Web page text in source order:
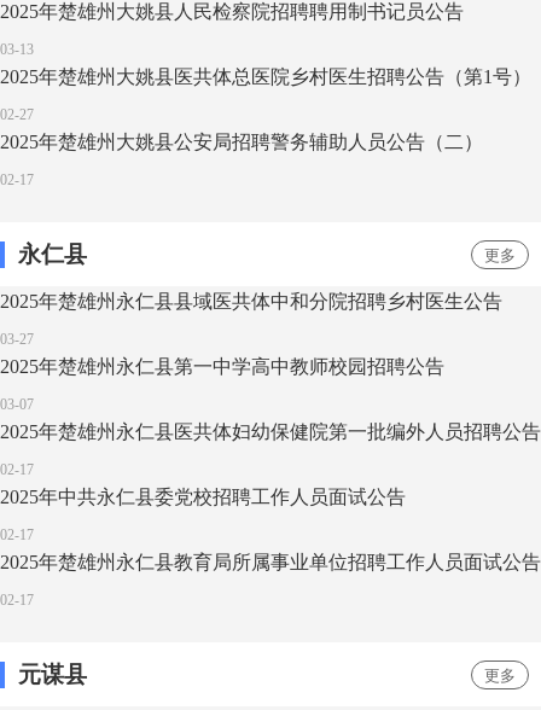
2025年楚雄州大姚县人民检察院招聘聘用制书记员公告
03-13
2025年楚雄州大姚县医共体总医院乡村医生招聘公告（第1号）
02-27
2025年楚雄州大姚县公安局招聘警务辅助人员公告（二）
02-17
永仁县 更多
2025年楚雄州永仁县县域医共体中和分院招聘乡村医生公告
03-27
2025年楚雄州永仁县第一中学高中教师校园招聘公告
03-07
2025年楚雄州永仁县医共体妇幼保健院第一批编外人员招聘公告
02-17
2025年中共永仁县委党校招聘工作人员面试公告
02-17
2025年楚雄州永仁县教育局所属事业单位招聘工作人员面试公告
02-17
元谋县 更多